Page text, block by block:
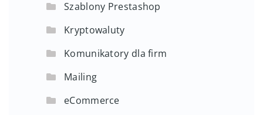
Szablony Prestashop
Kryptowaluty
Komunikatory dla firm
Mailing
eCommerce